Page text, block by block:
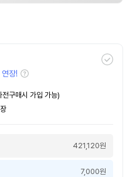
장!
구매시 가입 가능)
421,120원
7,000원